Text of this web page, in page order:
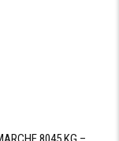
travaux difficiles